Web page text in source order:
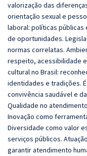
valorização das
orientação sexual e
laboral: políticas públicas
de oportunidades.
normas correlatas.
respeito, acessibilidade
cultural no Brasil:
identidades e tradições.
convivência saudável e
Qualidade no
Inovação como
Diversidade como valor
serviços públicos.
garantir atendimento